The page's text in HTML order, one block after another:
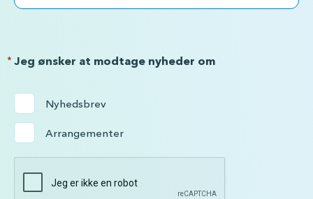
Jeg ønsker at modtage nyheder om
*
Nyhedsbrev
Arrangementer